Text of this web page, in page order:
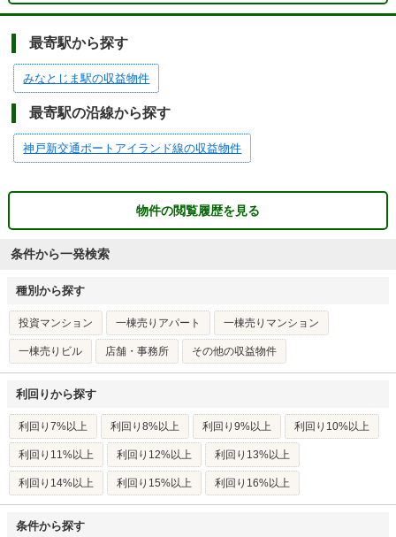
最寄駅から探す
みなとじま駅の収益物件
最寄駅の沿線から探す
神戸新交通ポートアイランド線の収益物件
物件の閲覧履歴を見る
条件から一発検索
種別から探す
投資マンション 一棟売りアパート 一棟売りマンション
一棟売りビル 店舗・事務所 その他の収益物件
利回りから探す
利回り7%以上 利回り8%以上 利回り9%以上 利回り10%以上
利回り11%以上 利回り12%以上 利回り13%以上
利回り14%以上 利回り15%以上 利回り16%以上
条件から探す